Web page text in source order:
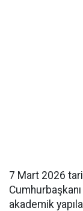
7 Mart 2026
akademik